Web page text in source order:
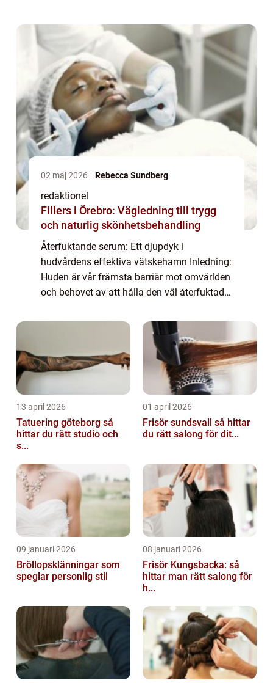
02 maj 2026 Rebecca Sundberg
redaktionel
Fillers i Örebro: Vägledning till trygg
och naturlig skönhetsbehandling
Återfuktande serum: Ett djupdyk i
hudvårdens effektiva vätskehamn Inledning:
Huden är vår främsta barriär mot omvärlden
och behovet av att hålla den väl återfuktad
serum har blivit en central del av många...
13 april 2026
Tatuering göteborg så
hittar du rätt studio och
s...
01 april 2026
Frisör sundsvall så hittar
du rätt salong för dit...
09 januari 2026
Bröllopsklänningar som
speglar personlig stil
08 januari 2026
Frisör Kungsbacka: så
hittar man rätt salong för
h...